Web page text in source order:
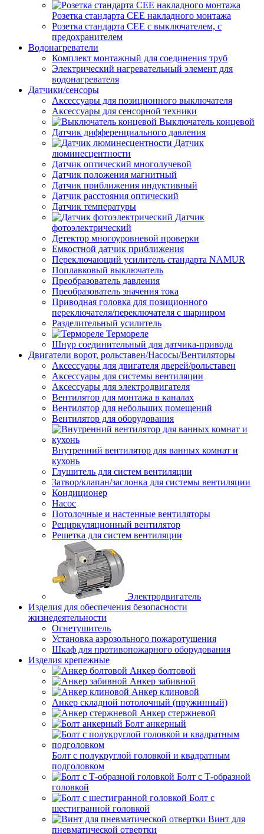
Розетка стандарта СЕЕ накладного монтажа
Розетка стандарта СЕЕ с выключателем, с
предохранителем
Водонагреватели
Комплект монтажный для соединения труб
Электрический нагревательный элемент для
водонагревателя
Датчики/сенсоры
Аксессуары для позиционного выключателя
Аксессуары для сенсорной техники
Выключатель концевой
Датчик дифференциального давления
Датчик
люминесцентности
Датчик оптический многолучевой
Датчик положения магнитный
Датчик приближения индуктивный
Датчик расстояния оптический
Датчик температуры
Датчик
фотоэлектрический
Детектор многоуровневой проверки
Емкостной датчик приближения
Переключающий усилитель стандарта NAMUR
Поплавковый выключатель
Преобразователь давления
Преобразователь значения тока
Приводная головка для позиционного
переключателя/переключателя с шарниром
Разделительный усилитель
Термореле
Шнур соединительный для датчика-привода
Двигатели ворот, рольставен/Насосы/Вентиляторы
Аксессуары для двигателя дверей/рольставен
Аксессуары для системы вентиляции
Аксессуары для электродвигателя
Вентилятор для монтажа в каналах
Вентилятор для небольших помещений
Вентилятор для оборудования
Внутренний вентилятор для ванных комнат и
кухонь
Глушитель для систем вентиляции
Затвор/клапан/заслонка для системы вентиляции
Кондиционер
Насос
Потолочные и настенные вентиляторы
Рециркуляционный вентилятор
Решетка для систем вентиляции
Электродвигатель
Изделия для обеспечения безопасности
жизнедеятельности
Огнетушитель
Установка аэрозольного пожаротушения
Шкаф для противопожарного оборудования
Изделия крепежные
Анкер болтовой
Анкер забивной
Анкер клиновой
Анкер складной потолочный (пружинный)
Анкер стержневой
Болт анкерный
Болт с полукруглой головкой и квадратным
подголовком
Болт с Т-образной
головкой
Болт с
шестигранной головкой
Винт для
пневматической отвертки